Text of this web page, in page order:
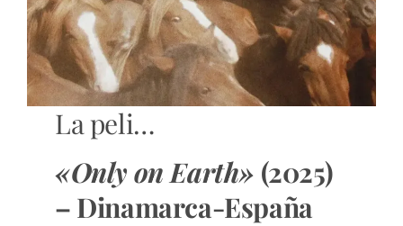
La peli…
«Only on Earth» (2025)
– Dinamarca-España